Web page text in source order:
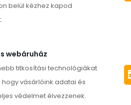
választhatók
ki
belül kézhez kapod
webáruház
titkosítási technológiákat
hogy vásárlóink adatai és
védelmet élvezzenek.